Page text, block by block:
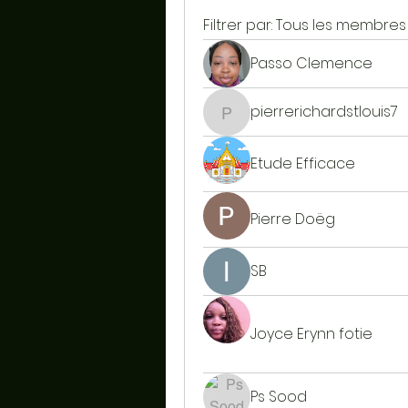
Filtrer par:Tous les membres
Passo Clemence
pierrerichardstlouis7
pierrerichardstlouis7
Etude Efficace
Pierre Doëg
SB
Joyce Erynn fotie
Ps Sood